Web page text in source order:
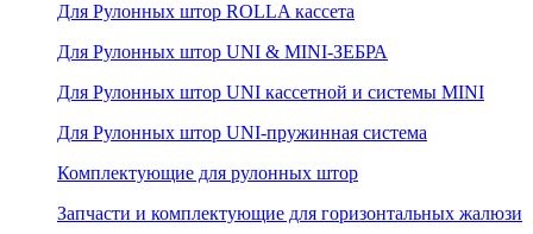
Для Рулонных штор ROLLA кассета
Для Рулонных штор UNI & MINI-ЗЕБРА
Для Рулонных штор UNI кассетной и системы MINI
Для Рулонных штор UNI-пружинная система
Комплектующие для рулонных штор
Запчасти и комплектующие для горизонтальных жалюзи